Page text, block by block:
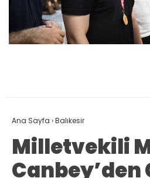
Ana Sayfa ›Balıkesir
Milletvekili
Canbey’den